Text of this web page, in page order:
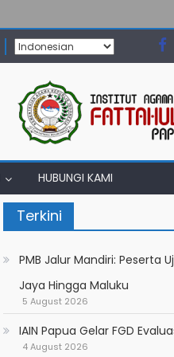
HUBUNGI KAMI
Terkini
PMB Jalur Mandiri: Peserta
Jaya Hingga Maluku
5 August 2026
IAIN Papua Gelar FGD
4 August 2026